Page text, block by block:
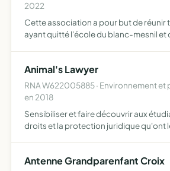
2022
Cette association a pour but de réunir
ayant quitté l'école du blanc-mesnil
Animal's Lawyer
RNA W622005885 · Environnement et
en 2018
Sensibiliser et faire découvrir aux
droits et la protection juridique qu'ont
Antenne Grandparenfant Croix